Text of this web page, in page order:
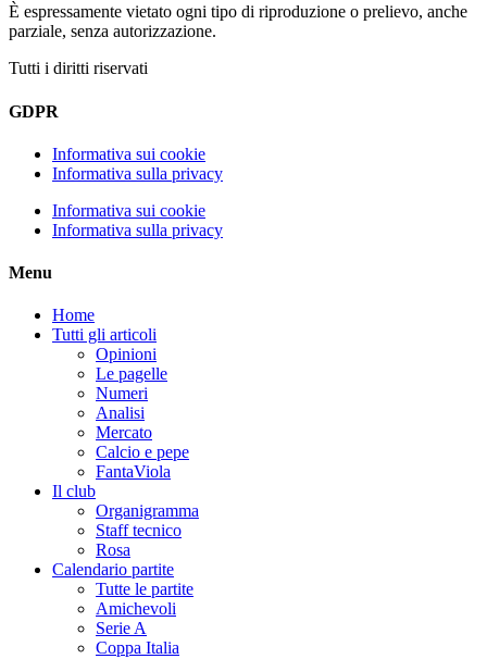
È espressamente vietato ogni tipo di riproduzione o prelievo, anche
parziale, senza autorizzazione.
Tutti i diritti riservati
GDPR
Informativa sui cookie
Informativa sulla privacy
Informativa sui cookie
Informativa sulla privacy
Menu
Home
Tutti gli articoli
Opinioni
Le pagelle
Numeri
Analisi
Mercato
Calcio e pepe
FantaViola
Il club
Organigramma
Staff tecnico
Rosa
Calendario partite
Tutte le partite
Amichevoli
Serie A
Coppa Italia